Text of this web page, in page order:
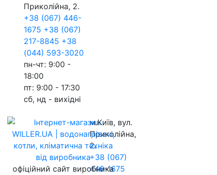
Приколійна, 2.
+38 (067) 446-
1675 +38 (067)
217-8845 +38
(044) 593-3020
пн-чт: 9:00 -
18:00
пт: 9:00 - 17:30
сб, нд - вихідні
м.Київ, вул.
Приколійна,
2.
+38 (067)
446-1675
офіційний сайт виробника